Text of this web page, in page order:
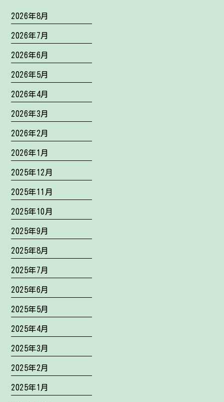
2026年8月
2026年7月
2026年6月
2026年5月
2026年4月
2026年3月
2026年2月
2026年1月
2025年12月
2025年11月
2025年10月
2025年9月
2025年8月
2025年7月
2025年6月
2025年5月
2025年4月
2025年3月
2025年2月
2025年1月